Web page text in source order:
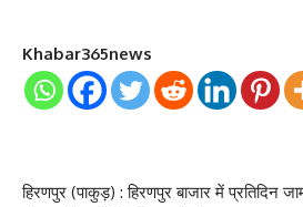
Khabar365news
हिरणपुर (पाकुड़) : हिरणपुर बाजार में प्रतिदिन